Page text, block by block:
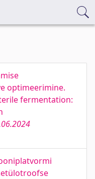
optimeerimine.
fermentation: